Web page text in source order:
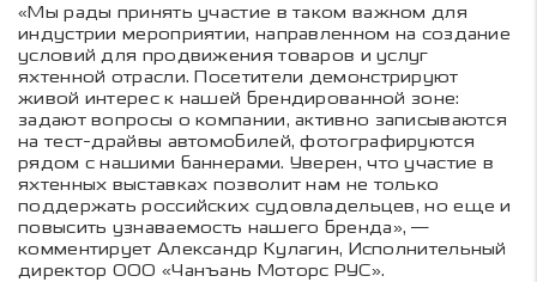
«Мы рады принять участие в таком важном для
индустрии мероприятии, направленном на создание
условий для продвижения товаров и услуг
яхтенной отрасли. Посетители демонстрируют
живой интерес к нашей брендированной зоне:
задают вопросы о компании, активно записываются
на тест-драйвы автомобилей, фотографируются
рядом с нашими баннерами. Уверен, что участие в
яхтенных выставках позволит нам не только
поддержать российских судовладельцев, но еще и
повысить узнаваемость нашего бренда», —
комментирует Александр Кулагин, Исполнительный
директор ООО «Чанъань Моторс РУС».